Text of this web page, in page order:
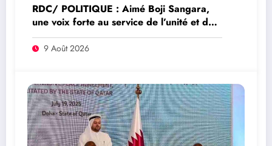
RDC/ POLITIQUE : Aimé Boji Sangara,
une voix forte au service de l’unité et de
la République
9 Août 2026